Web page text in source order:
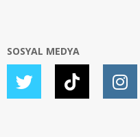
SOSYAL MEDYA